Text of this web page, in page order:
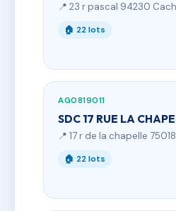
📍 23 r pascal 94230
🏠 22 lots
AG0819011
SDC 17 RUE LA
📍 17 r de la chapelle
🏠 22 lots